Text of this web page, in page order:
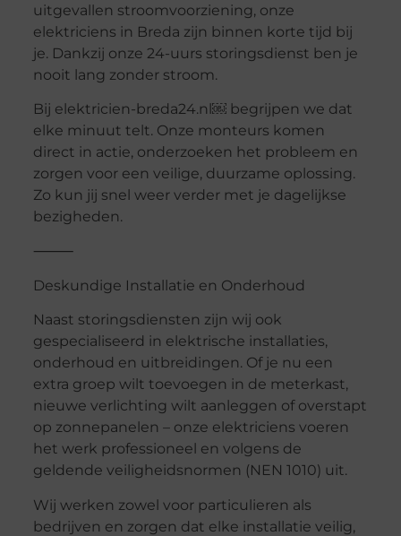
uitgevallen stroomvoorziening, onze
elektriciens in Breda zijn binnen korte tijd bij
je. Dankzij onze 24-uurs storingsdienst ben je
nooit lang zonder stroom.
Bij elektricien-breda24.nl￼ begrijpen we dat
elke minuut telt. Onze monteurs komen
direct in actie, onderzoeken het probleem en
zorgen voor een veilige, duurzame oplossing.
Zo kun jij snel weer verder met je dagelijkse
bezigheden.
⸻
Deskundige Installatie en Onderhoud
Naast storingsdiensten zijn wij ook
gespecialiseerd in elektrische installaties,
onderhoud en uitbreidingen. Of je nu een
extra groep wilt toevoegen in de meterkast,
nieuwe verlichting wilt aanleggen of overstapt
op zonnepanelen – onze elektriciens voeren
het werk professioneel en volgens de
geldende veiligheidsnormen (NEN 1010) uit.
Wij werken zowel voor particulieren als
bedrijven en zorgen dat elke installatie veilig,